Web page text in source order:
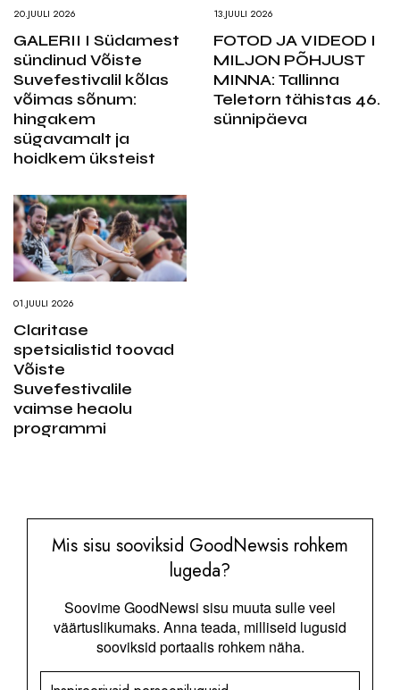
20.JUULI 2026
GALERII I Südamest
sündinud Võiste
Suvefestivalil kõlas
võimas sõnum:
hingakem
sügavamalt ja
hoidkem üksteist
13.JUULI 2026
FOTOD JA VIDEOD I
MILJON PÕHJUST
MINNA: Tallinna
Teletorn tähistas 46.
sünnipäeva
01.JUULI 2026
Claritase
spetsialistid toovad
Võiste
Suvefestivalile
vaimse heaolu
programmi
Mis sisu sooviksid GoodNewsis rohkem
lugeda?
Soovime GoodNewsi sisu muuta sulle veel
väärtuslikumaks. Anna teada, milliseid lugusid
sooviksid portaalis rohkem näha.